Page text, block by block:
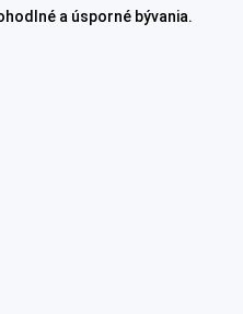
a úsporné bývania.